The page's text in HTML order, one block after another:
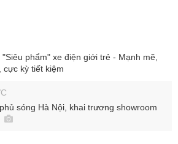
phẩm" xe điện giới trẻ - Mạnh mẽ,
cực kỳ tiết kiệm
sóng Hà Nội, khai trương showroom